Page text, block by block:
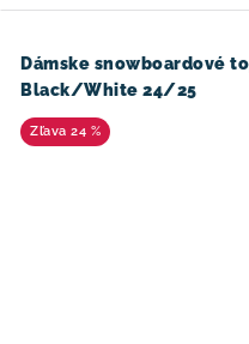
Dámske snowboardové
Black/White 24/25
24 %